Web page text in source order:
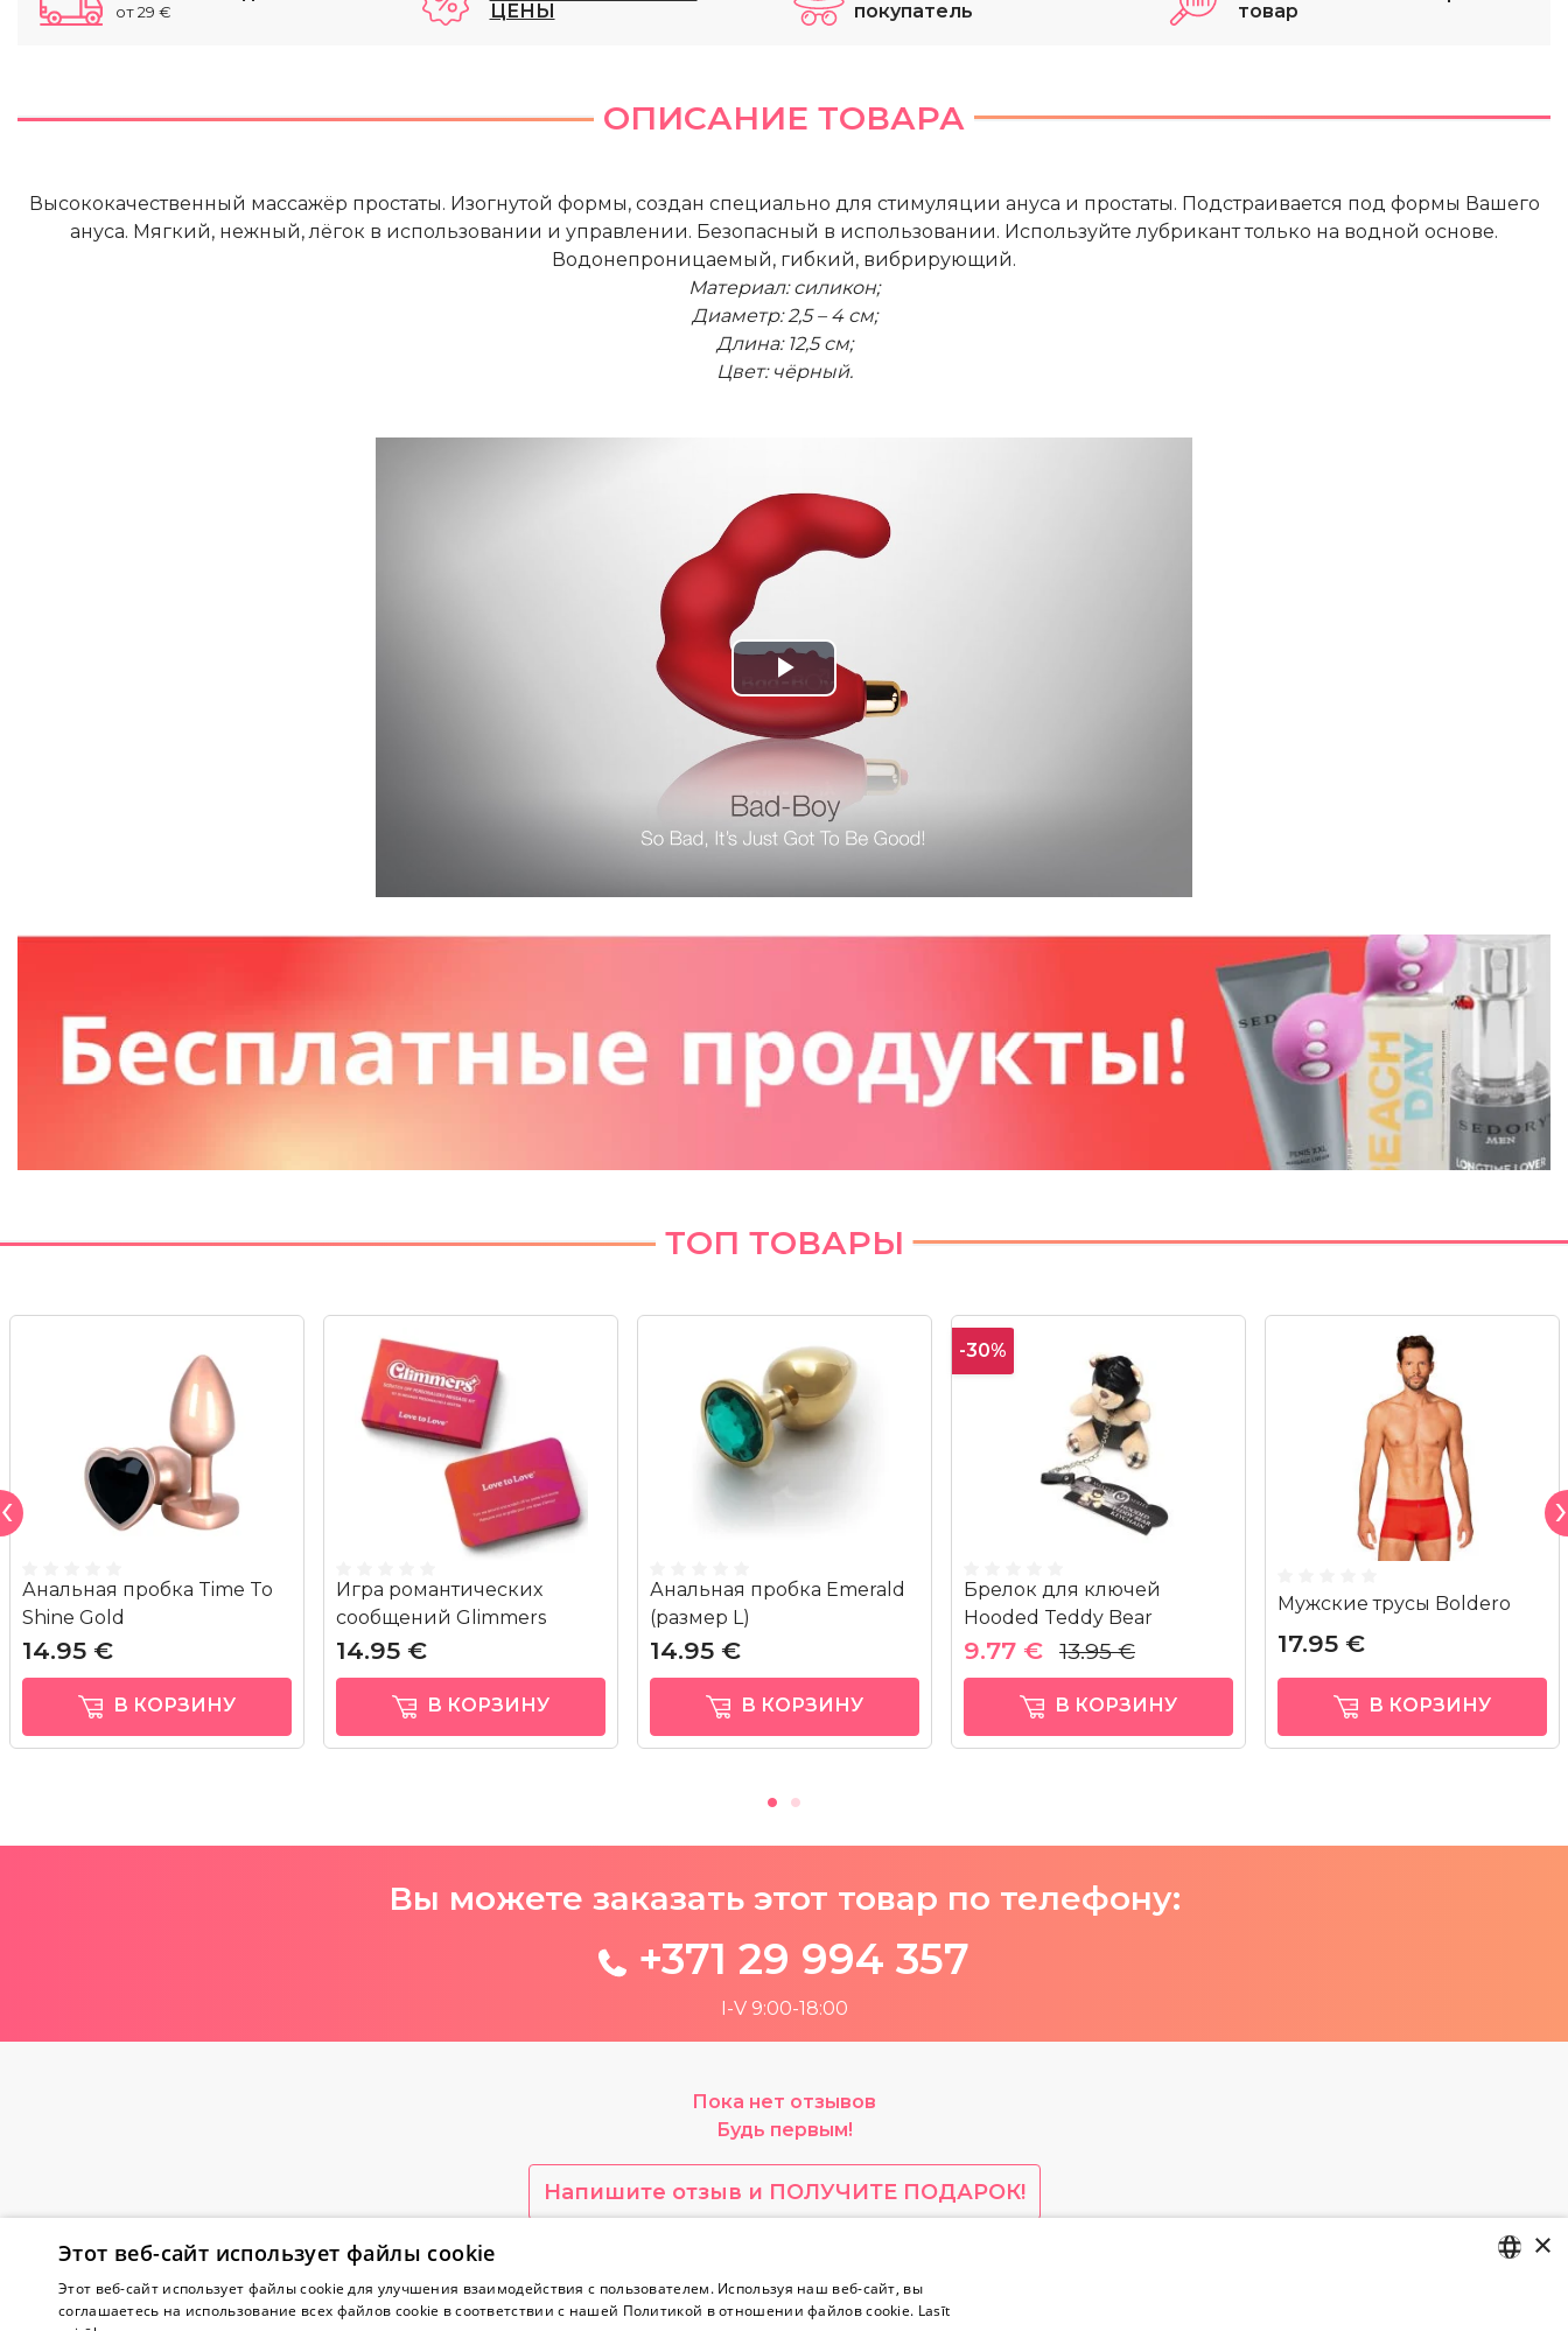
от 29 €
ЦЕНЫ
покупатель
товар
ОПИСАНИЕ ТОВАРА
Высококачественный массажёр простаты. Изогнутой формы, создан специально для стимуляции ануса и простаты. Подстраивается под формы Вашего
ануса. Мягкий, нежный, лёгок в использовании и управлении. Безопасный в использовании. Используйте лубрикант только на водной основе.
Водонепроницаемый, гибкий, вибрирующий.
Материал: силикон;
Диаметр: 2,5 – 4 см;
Длина: 12,5 см;
Цвет: чёрный.
Play
Video
ТОП ТОВАРЫ
Анальная пробка Time To
Shine Gold
14.95 €
В КОРЗИНУ
Игра романтических
сообщений Glimmers
14.95 €
В КОРЗИНУ
Анальная пробка Emerald
(размер L)
14.95 €
В КОРЗИНУ
-30%
Брелок для ключей
Hooded Teddy Bear
9.77 € 13.95 €
В КОРЗИНУ
Мужские трусы Boldero
17.95 €
В КОРЗИНУ
Вы можете заказать этот товар по телефону:
+371 29 994 357
I-V 9:00-18:00
Пока нет отзывов
Будь первым!
Напишите отзыв и ПОЛУЧИТЕ ПОДАРОК!
Внимание! Yesyes.lv содержит откровенную сексуальную информацию и изо.
×
Этот веб-сайт использует файлы cookie
Этот веб-сайт использует файлы cookie для улучшения взаимодействия с пользователем. Используя наш веб-сайт, вы
соглашаетесь на использование всех файлов cookie в соответствии с нашей Политикой в ​​отношении файлов cookie. Lasīt